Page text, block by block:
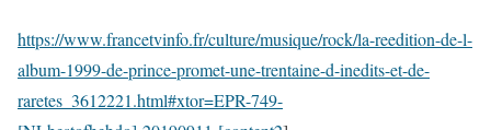
https://www.francetvinfo.fr/culture/musique/rock/la-reedition-de-l-
album-1999-de-prince-promet-une-trentaine-d-inedits-et-de-
raretes_3612221.html#xtor=EPR-749-